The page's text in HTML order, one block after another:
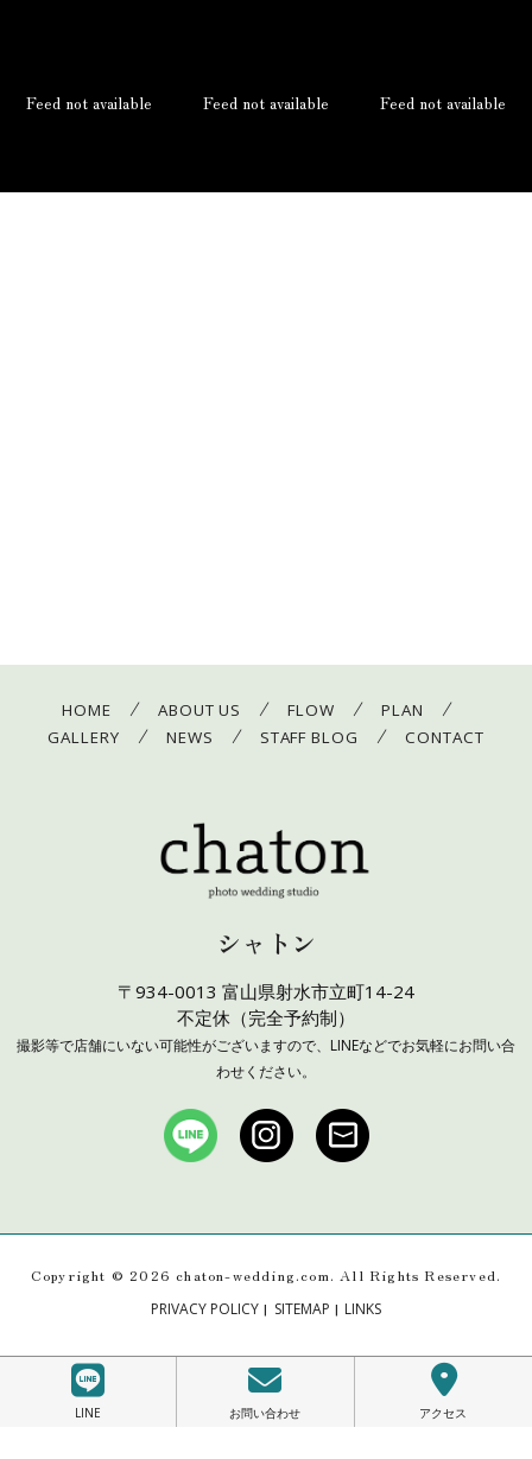
LINE お問い合わせ アクセス
Feed not available Feed not available Feed not available
HOME / ABOUT US /FLOW /PLAN /
GALLERY / NEWS / STAFF BLOG /CONTACT
シャトン
〒934-0013 富山県射水市立町14-24
不定休（完全予約制）
撮影等で店舗にいない可能性がございますので、LINEなどでお気軽にお問い合
わせください。
Copyright © 2026 chaton-wedding.com. All Rights Reserved.
PRIVACY POLICY| SITEMAP | LINKS